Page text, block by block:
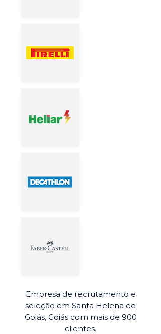
Empresa de recrutamento e
seleção em Santa Helena de
Goiás, Goiás com mais de 900
clientes.